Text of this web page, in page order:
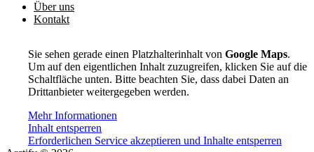
Über uns
Kontakt
Sie sehen gerade einen Platzhalterinhalt von Google Maps.
Um auf den eigentlichen Inhalt zuzugreifen, klicken Sie auf die
Schaltfläche unten. Bitte beachten Sie, dass dabei Daten an
Drittanbieter weitergegeben werden.
Mehr Informationen
Inhalt entsperren
Erforderlichen Service akzeptieren und Inhalte entsperren